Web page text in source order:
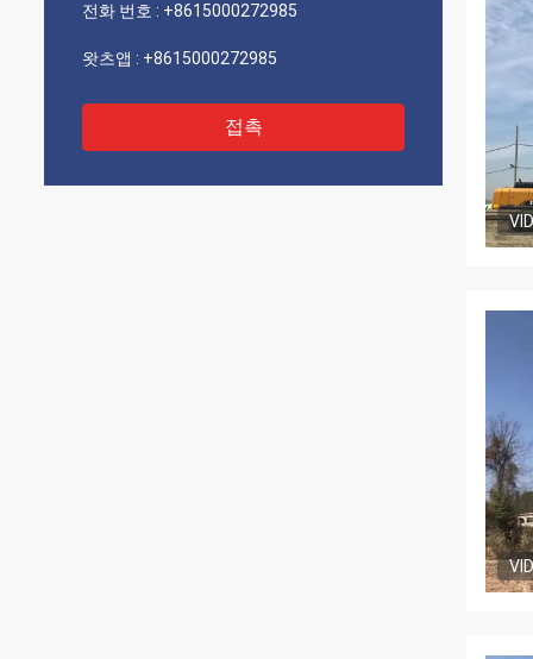
전화 번호 : +8615000272985
왓츠앱 : +8615000272985
접촉